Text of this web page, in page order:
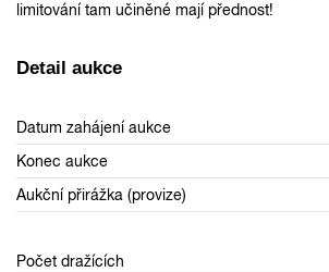
limitování tam učiněné mají přednost!
Detail aukce
Datum zahájení aukce
Konec aukce
Aukční přirážka (provize)
Počet dražících